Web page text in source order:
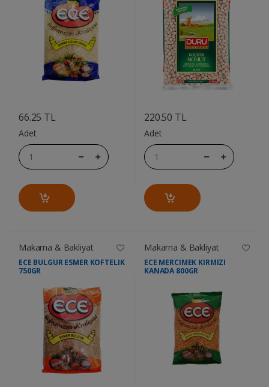
66.25 TL
Adet
220.50 TL
Adet
Makarna & Bakliyat
ECE BULGUR ESMER KOFTELIK
750GR
Makarna & Bakliyat
ECE MERCIMEK KIRMIZI
KANADA 800GR